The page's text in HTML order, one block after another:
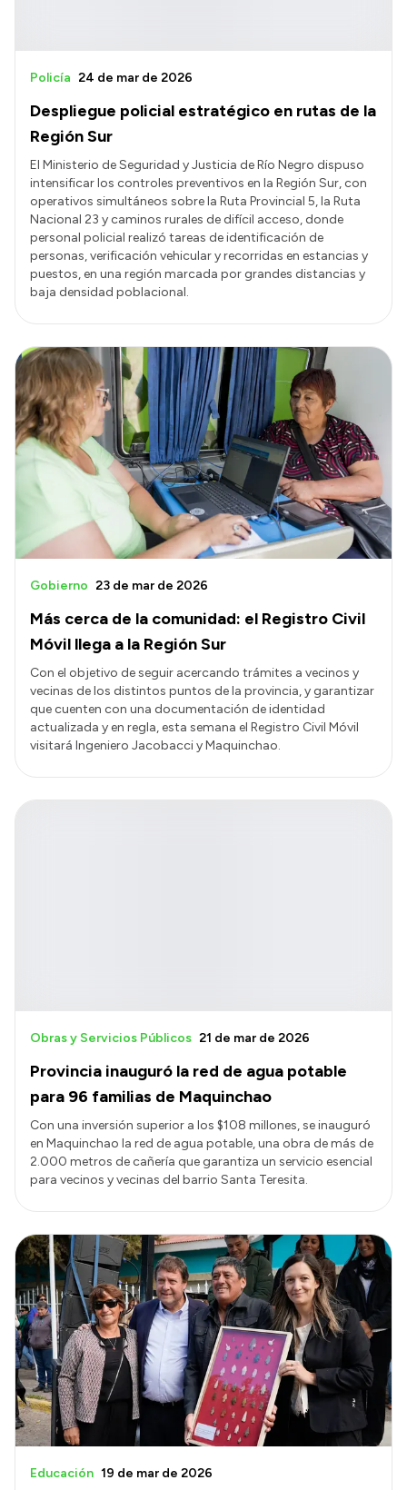
Despliegue policial estratégico en rutas de la
Región Sur
Policía 24 de mar de 2026
El Ministerio de Seguridad y Justicia de Río Negro dispuso
intensificar los controles preventivos en la Región Sur, con
operativos simultáneos sobre la Ruta Provincial 5, la Ruta
Nacional 23 y caminos rurales de difícil acceso, donde
personal policial realizó tareas de identificación de
personas, verificación vehicular y recorridas en estancias y
puestos, en una región marcada por grandes distancias y
baja densidad poblacional.
Más cerca de la comunidad: el Registro Civil
Móvil llega a la Región Sur
Gobierno 23 de mar de 2026
Con el objetivo de seguir acercando trámites a vecinos y
vecinas de los distintos puntos de la provincia, y garantizar
que cuenten con una documentación de identidad
actualizada y en regla, esta semana el Registro Civil Móvil
visitará Ingeniero Jacobacci y Maquinchao.
Provincia inauguró la red de agua potable
para 96 familias de Maquinchao
Obras y Servicios Públicos 21 de mar de 2026
Con una inversión superior a los $108 millones, se inauguró
en Maquinchao la red de agua potable, una obra de más de
2.000 metros de cañería que garantiza un servicio esencial
para vecinos y vecinas del barrio Santa Teresita.
Educación 19 de mar de 2026